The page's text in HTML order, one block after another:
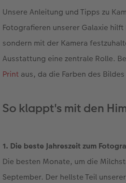
Unsere Anleitung und Tipps zu
Fotografieren unserer Galaxie
sondern mit der Kamera
Ausstattung eine zentrale Rolle.
Print aus, da die Farben des
So klappt's mit den
1. Die beste Jahreszeit zum
Die besten Monate, um die
September. Der hellste Teil